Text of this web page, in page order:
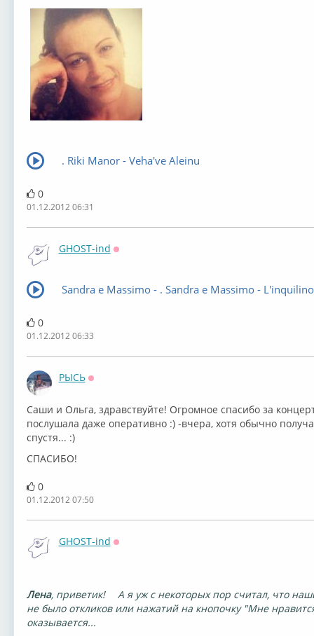
. Riki Manor - Veha've Aleinu
0
01.12.2012 06:31
GHOST-ind
Sandra e Massimo - . Sandra e Massimo - L'inquilino
0
01.12.2012 06:33
РЫСЬ
Саши и Ольга, здравствуйте! Огромное спасибо за
послушала даже оперативно :) -вчера, хотя обычно
спустя... :)
СПАСИБО!
0
01.12.2012 07:50
GHOST-ind
Лена, приветик!
А я уж с некоторых пор считал, что
не было откликов или нажатий на кнопочку "Мне
оказывается...